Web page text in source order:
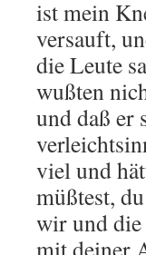
ist mein
versauft,
die Leute
wußten
und daß er
viel und
müßtest,
wir und die
mit deiner